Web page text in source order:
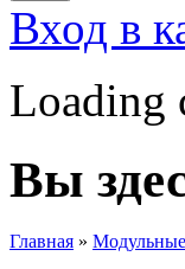
Вход в
Loading
Вы
Главная »